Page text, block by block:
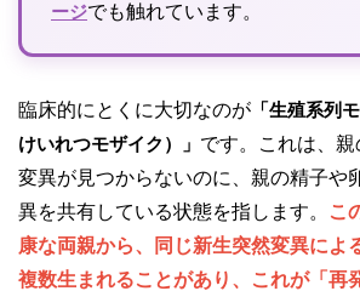
ージでも触れています。
臨床的にとくに大切なのが 「生殖系列
けいれつモザイク）」 です。これは、
変異が見つからないのに、親の精子や
異を共有している状態を指します。
こ
康な両親から、同じ新生突然変異によ
複数生まれることがあり、これが「再